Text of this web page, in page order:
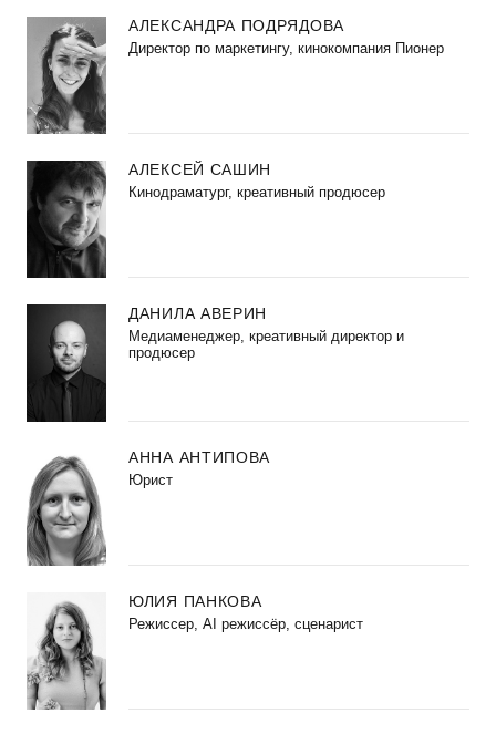
АЛЕКСАНДРА ПОДРЯДОВА
Директор по маркетингу, кинокомпания Пионер
АЛЕКСЕЙ САШИН
Кинодраматург, креативный продюсер
ДАНИЛА АВЕРИН
Медиаменеджер, креативный директор и
продюсер
АННА АНТИПОВА
Юрист
ЮЛИЯ ПАНКОВА
Режиссер, AI режиссёр, сценарист